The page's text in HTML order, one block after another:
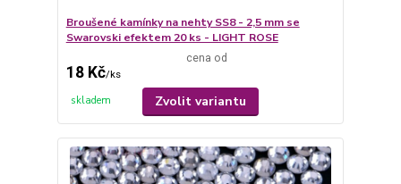
Broušené kamínky na nehty SS8 - 2,5 mm se
Swarovski efektem 20 ks - LIGHT ROSE
cena od
18 Kč/ks
skladem Zvolit variantu